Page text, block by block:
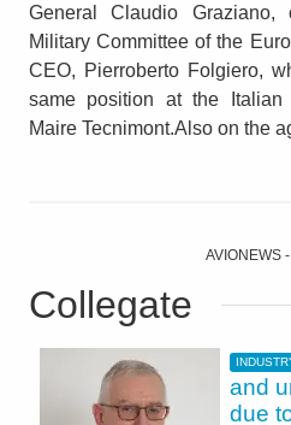
General Claudio
Military Committee of the
CEO, Pierroberto Folgiero,
same position at the Italian
Maire Tecnimont.Also on the
AVIONEWS
Collegate
and
due